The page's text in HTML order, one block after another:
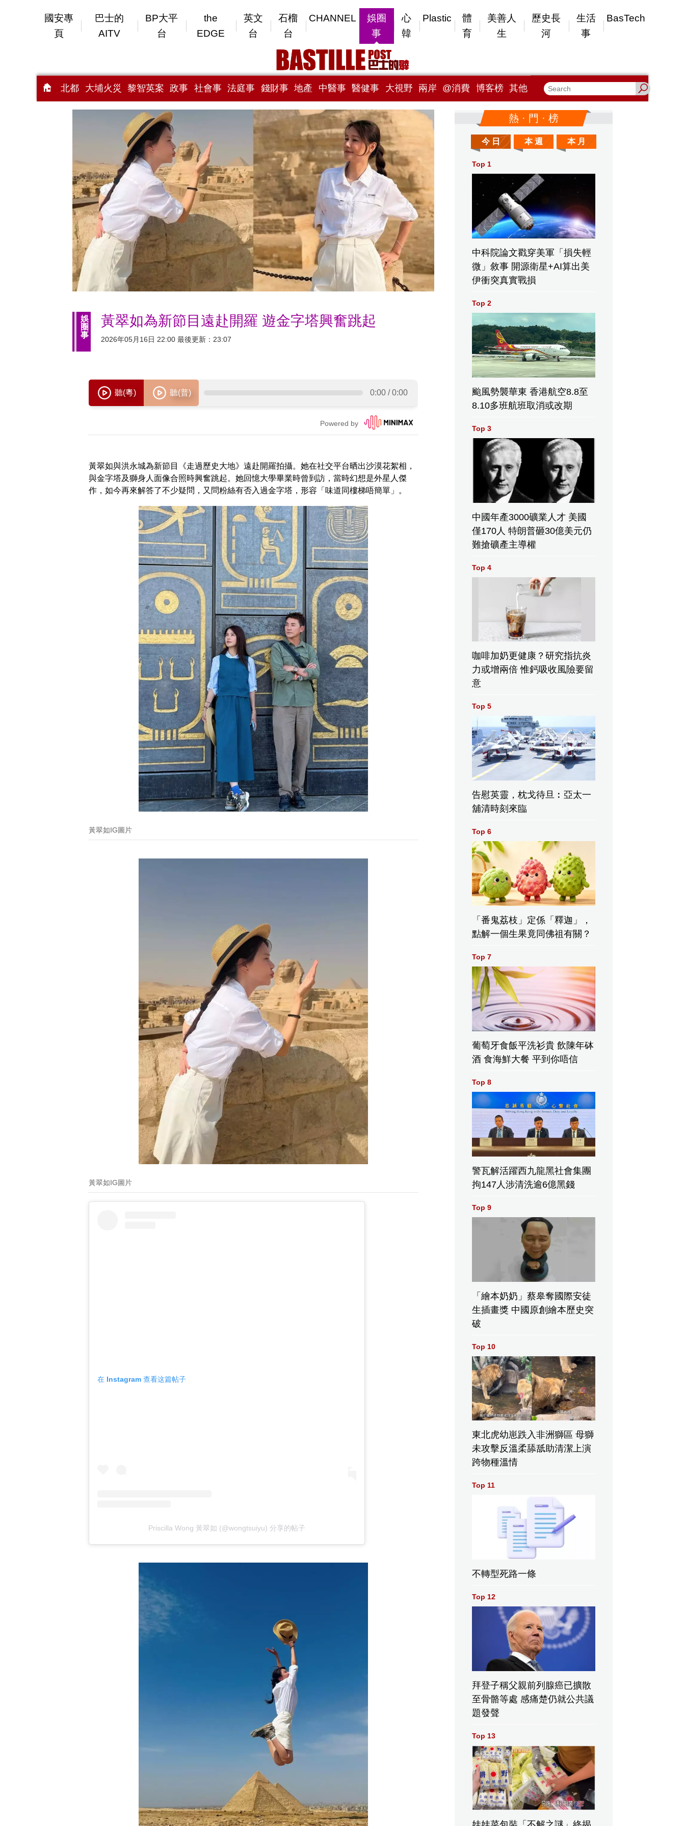
國安專
頁
巴士的
AITV
BP大平
台
the
EDGE
英文
台
石榴
台
CHANNEL
娛圈
事
心
韓
Plastic
體
育
美善人
生
歷史長
河
生活
事
BasTech
北都 大埔火災 黎智英案 政事 社會事 法庭事 錢財事 地產 中醫事 醫健事 大視野 兩岸 @消費 博客榜 其他
娛
圈
事
黃翠如為新節目遠赴開羅 遊金字塔興奮跳起
2026年05月16日 22:00 最後更新：23:07
黃翠如與洪永城為新節目《走過歷史大地》遠赴開羅拍攝。她在社交平台晒出沙漠花絮相，
與金字塔及獅身人面像合照時興奮跳起。她回憶大學畢業時曾到訪，當時幻想是外星人傑
作，如今再來解答了不少疑問，又問粉絲有否入過金字塔，形容「味道同樓梯唔簡單」。
黃翠如IG圖片
黃翠如IG圖片
在 Instagram 查看这篇帖子
Priscilla Wong 黃翠如 (@wongtsuiyu) 分享的帖子
熱 · 門 · 榜
今 日 本 週 本 月
Top 1
中科院論文戳穿美軍「損失輕
微」敘事 開源衛星+AI算出美
伊衝突真實戰損
Top 2
颱風勢襲華東 香港航空8.8至
8.10多班航班取消或改期
Top 3
中國年產3000礦業人才 美國
僅170人 特朗普砸30億美元仍
難搶礦產主導權
Top 4
咖啡加奶更健康？研究指抗炎
力或增兩倍 惟鈣吸收風險要留
意
Top 5
告慰英靈，枕戈待旦︰亞太一
舖清時刻來臨
Top 6
「番鬼荔枝」定係「釋迦」，
點解一個生果竟同佛祖有關？
Top 7
葡萄牙食飯平洗衫貴 飲陳年砵
酒 食海鮮大餐 平到你唔信
Top 8
警瓦解活躍西九龍黑社會集團
拘147人涉清洗逾6億黑錢
Top 9
「繪本奶奶」蔡皋奪國際安徒
生插畫獎 中國原創繪本歷史突
破
Top 10
東北虎幼崽跌入非洲獅區 母獅
未攻擊反溫柔舔舐助清潔上演
跨物種溫情
Top 11
不轉型死路一條
Top 12
拜登子稱父親前列腺癌已擴散
至骨骼等處 感痛楚仍就公共議
題發聲
Top 13